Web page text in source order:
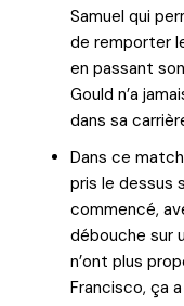
Samuel qui
de remporter
en passant
Gould n’a
dans sa
Dans ce
pris le dessus
commencé,
débouche sur
n’ont plus
Francisco, ça